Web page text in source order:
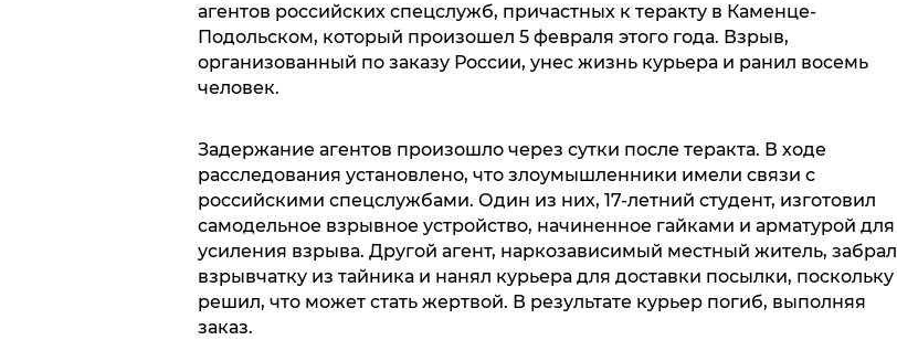
агентов российских спецслужб, причастных к теракту в Каменце-
Подольском, который произошел 5 февраля этого года. Взрыв,
организованный по заказу России, унес жизнь курьера и ранил восемь
человек.
Задержание агентов произошло через сутки после теракта. В ходе
расследования установлено, что злоумышленники имели связи с
российскими спецслужбами. Один из них, 17-летний студент, изготовил
самодельное взрывное устройство, начиненное гайками и арматурой для
усиления взрыва. Другой агент, наркозависимый местный житель, забрал
взрывчатку из тайника и нанял курьера для доставки посылки, поскольку
решил, что может стать жертвой. В результате курьер погиб, выполняя
заказ.